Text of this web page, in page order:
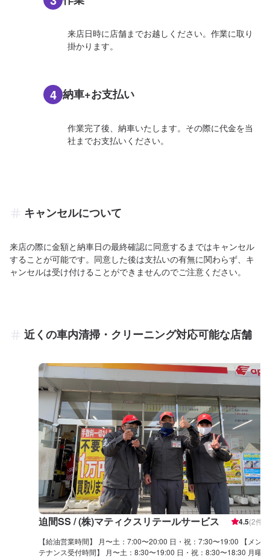
来店日時に店舗までお越しください。作業に取り
掛かります。
4 納車+お支払い
作業完了後、納車いたします。その際に代金を当
社までお支払いください。
キャンセルについて
来店の際に金額と納車日の最終確認に同意するまではキャンセル
することが可能です。同意した後は支払いの有無に関わらず、キ
ャンセルは受け付けることができませんのでご注意ください。
近くの車内清掃・クリーニング対応可能な店舗
迫間SS / (株)マティクスリテールサービス 4.5(2件)
【給油営業時間】 月〜土：7:00〜20:00 日・祝：7:30〜19:00 【メン
テナンス受付時間】 月〜土：8:30〜19:00 日・祝：8:30〜18:30 月曜